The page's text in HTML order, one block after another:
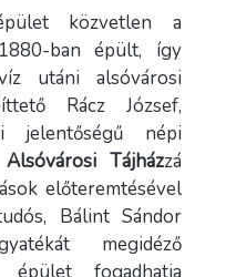
közvetlen a
ban épült, így
utáni alsóvárosi
Rácz József,
jelentőségű népi
Alsóvárosi Tájházzá
előteremtésével
Bálint Sándor
megidéző